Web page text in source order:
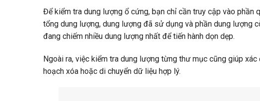
Để kiểm tra dung lượng ổ cứng, bạn chỉ cần truy cập vào phần
tổng dung lượng, dung lượng đã sử dụng và phần dung lượng
đang chiếm nhiều dung lượng nhất để tiến hành dọn dẹp.
Ngoài ra, việc kiểm tra dung lượng từng thư mục cũng giúp
hoạch xóa hoặc di chuyển dữ liệu hợp lý.